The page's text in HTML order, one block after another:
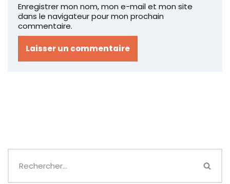
Enregistrer mon nom, mon e-mail et mon site
dans le navigateur pour mon prochain
commentaire.